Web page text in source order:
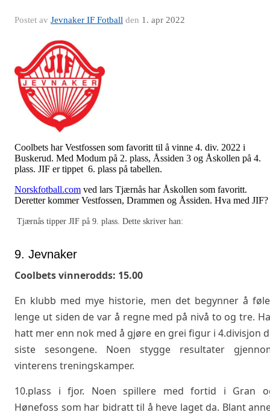
Postet av Jevnaker IF Fotball den 1. apr 2022
Coolbets har Vestfossen som favoritt til å vinne 4. div. 2022 i
Buskerud. Med Modum på 2. plass, Åssiden 3 og Åskollen på 4.
plass. JIF er tippet 6. plass på tabellen.
Norskfotball.com ved lars Tjærnås har Åskollen som favoritt.
Deretter kommer Vestfossen, Drammen og Åssiden. Hva med JIF?
Tjærnås tipper JIF på 9. plass. Dette skriver han:
9. Jevnaker
Coolbets vinnerodds: 15.00
En klubb med mye historie, men det begynner å
lenge ut siden de var å regne med på nivå to og tre.
hatt mer enn nok med å gjøre en grei figur i 4.divisjon
siste sesongene. Noen stygge resultater
vinterens treningskamper.
10.plass i fjor. Noen spillere med fortid i Gran
Hønefoss som har bidratt til å heve laget da. Blant